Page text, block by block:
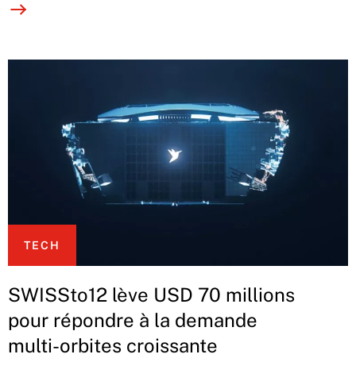
TECH
SWISSto12 lève USD 70 millions
pour répondre à la demande
multi-orbites croissante